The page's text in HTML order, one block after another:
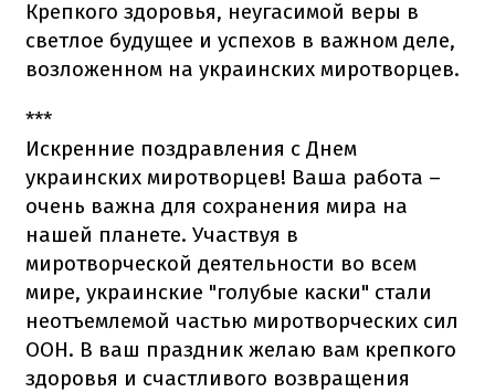
Крепкого здоровья, неугасимой веры в
светлое будущее и успехов в важном деле,
возложенном на украинских миротворцев.
***
Искренние поздравления с Днем
украинских миротворцев! Ваша работа –
очень важна для сохранения мира на
нашей планете. Участвуя в
миротворческой деятельности во всем
мире, украинские "голубые каски" стали
неотъемлемой частью миротворческих сил
ООН. В ваш праздник желаю вам крепкого
здоровья и счастливого возвращения